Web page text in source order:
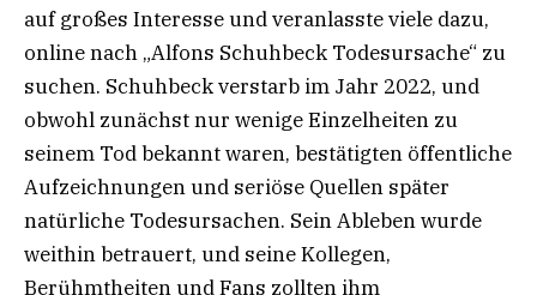
auf großes Interesse und veranlasste viele dazu,
online nach „Alfons Schuhbeck Todesursache“ zu
suchen. Schuhbeck verstarb im Jahr 2022, und
obwohl zunächst nur wenige Einzelheiten zu
seinem Tod bekannt waren, bestätigten öffentliche
Aufzeichnungen und seriöse Quellen später
natürliche Todesursachen. Sein Ableben wurde
weithin betrauert, und seine Kollegen,
Berühmtheiten und Fans zollten ihm